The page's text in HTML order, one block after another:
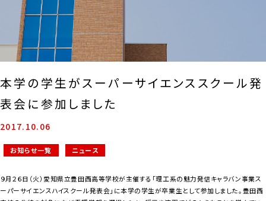
本学の学生がスーパーサイエンススクール発
表会に参加しました
2017.10.06
お知らせ一覧 ニュース
９月２６日（火）愛知県立豊田西高等学校が主催する「理工系の魅力発信キャラバン事業ス
ーパーサイエンスハイスクール発表会」に本学の学生が卒業生として参加しました。豊田西